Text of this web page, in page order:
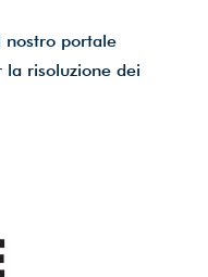
nostro portale
la risoluzione dei